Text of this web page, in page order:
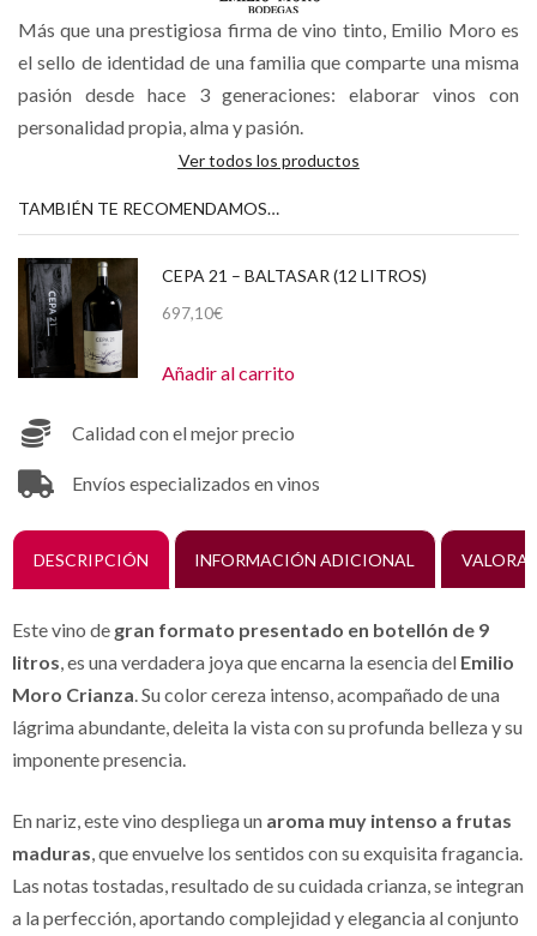
Más que una prestigiosa firma de vino tinto, Emilio Moro es
el sello de identidad de una familia que comparte una misma
pasión desde hace 3 generaciones: elaborar vinos con
personalidad propia, alma y pasión.
Ver todos los productos
TAMBIÉN TE RECOMENDAMOS…
CEPA 21 – BALTASAR (12 LITROS)
697,10€
Añadir al carrito
Calidad con el mejor precio
Envíos especializados en vinos
DESCRIPCIÓN INFORMACIÓN ADICIONAL
Este vino de gran formato presentado en botellón de 9
litros, es una verdadera joya que encarna la esencia del Emilio
Moro Crianza. Su color cereza intenso, acompañado de una
lágrima abundante, deleita la vista con su profunda belleza y su
imponente presencia.
En nariz, este vino despliega un aroma muy intenso a frutas
maduras, que envuelve los sentidos con su exquisita fragancia.
Las notas tostadas, resultado de su cuidada crianza, se integran
a la perfección, aportando complejidad y elegancia al conjunto